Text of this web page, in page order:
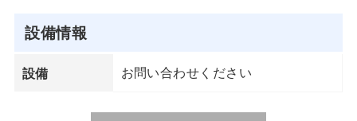
設備情報
設備 お問い合わせください